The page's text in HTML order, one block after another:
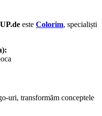
este Colorim, specialiști
uri, transformăm conceptele